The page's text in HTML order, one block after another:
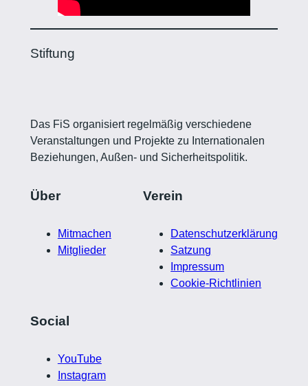
Stiftung
Das FiS organisiert regelmäßig verschiedene
Veranstaltungen und Projekte zu Internationalen
Beziehungen, Außen- und Sicherheitspolitik.
Über
Mitmachen
Mitglieder
Verein
Datenschutzerklärung
Satzung
Impressum
Cookie-Richtlinien
Social
YouTube
Instagram